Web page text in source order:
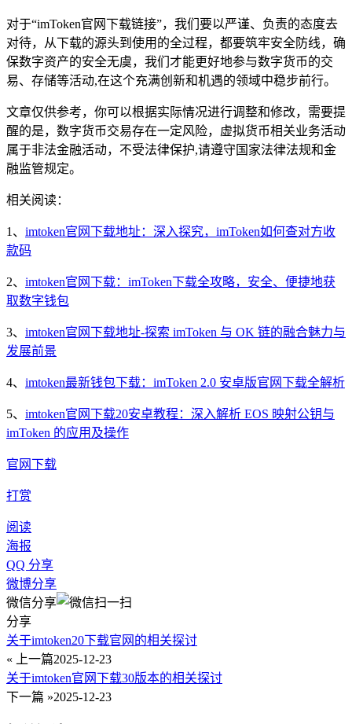
对于“imToken官网下载链接”，我们要以严谨、负责的态度去
对待，从下载的源头到使用的全过程，都要筑牢安全防线，确
保数字资产的安全无虞，我们才能更好地参与数字货币的交
易、存储等活动,在这个充满创新和机遇的领域中稳步前行。
文章仅供参考，你可以根据实际情况进行调整和修改，需要提
醒的是，数字货币交易存在一定风险，虚拟货币相关业务活动
属于非法金融活动，不受法律保护,请遵守国家法律法规和金
融监管规定。
相关阅读：
1、 imtoken官网下载地址：深入探究，imToken如何查对方收
款码
2、 imtoken官网下载：imToken下载全攻略，安全、便捷地获
取数字钱包
3、 imtoken官网下载地址-探索 imToken 与 OK 链的融合魅力与
发展前景
4、 imtoken最新钱包下载：imToken 2.0 安卓版官网下载全解析
5、 imtoken官网下载20安卓教程：深入解析 EOS 映射公钥与
imToken 的应用及操作
官网下载
打赏
阅读
海报
QQ 分享
微博分享
微信分享
分享
关于imtoken20下载官网的相关探讨
« 上一篇2025-12-23
关于imtoken官网下载30版本的相关探讨
下一篇 »2025-12-23